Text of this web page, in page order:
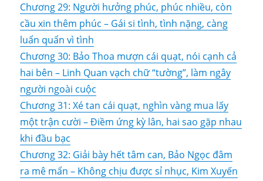
Chương 29: Người hưởng phúc, phúc nhiều, còn
cầu xin thêm phúc – Gái si tình, tình nặng, càng
luẩn quẩn vì tình
Chương 30: Bảo Thoa mượn cái quạt, nói cạnh cả
hai bên – Linh Quan vạch chữ “tường”, làm ngây
người ngoài cuộc
Chương 31: Xé tan cái quạt, nghìn vàng mua lấy
một trận cười – Điềm ứng kỳ lân, hai sao gặp nhau
khi đầu bạc
Chương 32: Giải bày hết tâm can, Bảo Ngọc đâm
ra mê mẩn – Không chịu được sỉ nhục, Kim Xuyến